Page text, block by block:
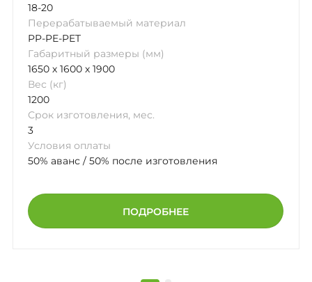
18-20
Перерабатываемый материал
PP-PE-PET
Габаритный размеры (мм)
1650 х 1600 х 1900
Вес (кг)
1200
Срок изготовления, мес.
3
Условия оплаты
50% аванс / 50% после изготовления
ПОДРОБНЕЕ